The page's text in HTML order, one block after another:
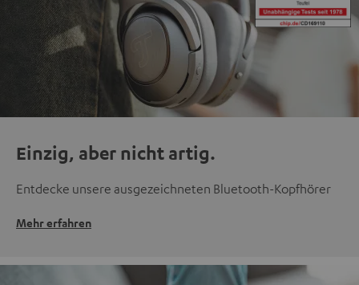
Einzig, aber nicht artig.
Entdecke unsere ausgezeichneten Bluetooth-Kopfhörer
Mehr erfahren